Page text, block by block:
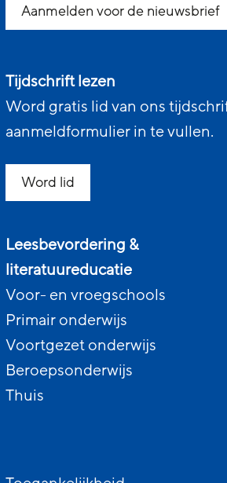
Aanmelden voor de nieuwsbrief
Tijdschrift lezen
Word gratis lid van ons
aanmeldformulier in te vullen.
Word lid
Leesbevordering &
literatuureducatie
Voor- en vroegschools
Primair onderwijs
Voortgezet onderwijs
Beroepsonderwijs
Thuis